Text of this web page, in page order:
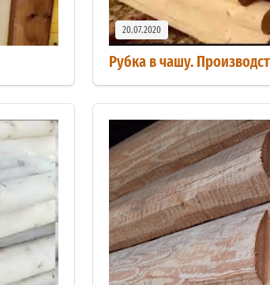
20.07.2020
Рубка в чашу.